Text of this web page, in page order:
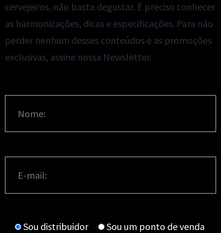
cervejeiros, não basta degustar. É preciso conhecer
as harmonizações, dicas e especificações. Para não
perder nenhum desses conteúdos e as promoções
exclusivas, assine nossa Newsletter.
Sou distribuidor Sou um ponto de venda